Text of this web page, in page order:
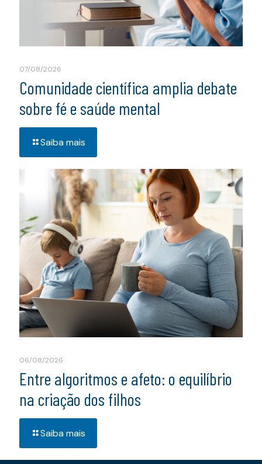
07/08/2026
Comunidade científica amplia debate
sobre fé e saúde mental
Saiba mais
06/08/2026
Entre algoritmos e afeto: o equilíbrio
na criação dos filhos
Saiba mais